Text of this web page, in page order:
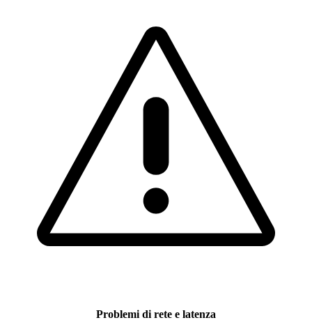
Problemi di rete e latenza